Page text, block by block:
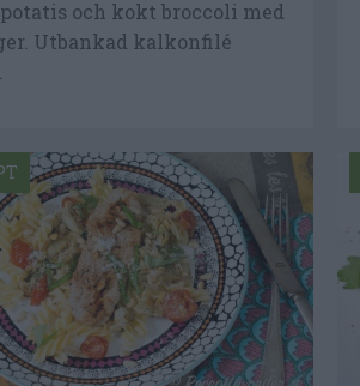
och kokt broccoli med
Utbankad kalkonfilé